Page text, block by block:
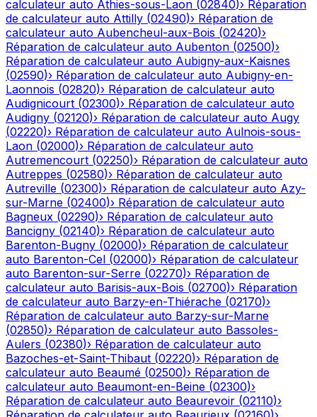
calculateur auto Athies-sous-Laon (02840)› Réparation
de calculateur auto Attilly (02490)› Réparation de
calculateur auto Aubencheul-aux-Bois (02420)›
Réparation de calculateur auto Aubenton (02500)›
Réparation de calculateur auto Aubigny-aux-Kaisnes
(02590)› Réparation de calculateur auto Aubigny-en-
Laonnois (02820)› Réparation de calculateur auto
Audignicourt (02300)› Réparation de calculateur auto
Audigny (02120)› Réparation de calculateur auto Augy
(02220)› Réparation de calculateur auto Aulnois-sous-
Laon (02000)› Réparation de calculateur auto
Autremencourt (02250)› Réparation de calculateur auto
Autreppes (02580)› Réparation de calculateur auto
Autreville (02300)› Réparation de calculateur auto Azy-
sur-Marne (02400)› Réparation de calculateur auto
Bagneux (02290)› Réparation de calculateur auto
Bancigny (02140)› Réparation de calculateur auto
Barenton-Bugny (02000)› Réparation de calculateur
auto Barenton-Cel (02000)› Réparation de calculateur
auto Barenton-sur-Serre (02270)› Réparation de
calculateur auto Barisis-aux-Bois (02700)› Réparation
de calculateur auto Barzy-en-Thiérache (02170)›
Réparation de calculateur auto Barzy-sur-Marne
(02850)› Réparation de calculateur auto Bassoles-
Aulers (02380)› Réparation de calculateur auto
Bazoches-et-Saint-Thibaut (02220)› Réparation de
calculateur auto Beaumé (02500)› Réparation de
calculateur auto Beaumont-en-Beine (02300)›
Réparation de calculateur auto Beaurevoir (02110)›